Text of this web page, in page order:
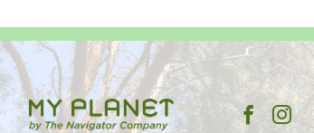
Revista
Contactos